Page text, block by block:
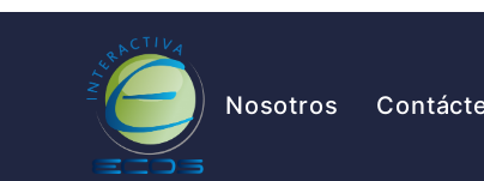
Nosotros